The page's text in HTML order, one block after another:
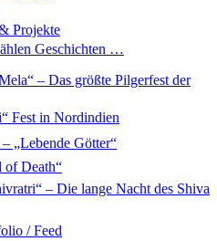
Projekte
Geschichten …
– Das größte Pilgerfest der
Fest in Nordindien
„Lebende Götter“
Death“
– Die lange Nacht des Shiva
/ Feed